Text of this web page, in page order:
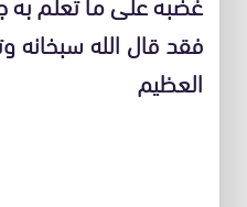
فقد قال الله سبخانه
العظيم